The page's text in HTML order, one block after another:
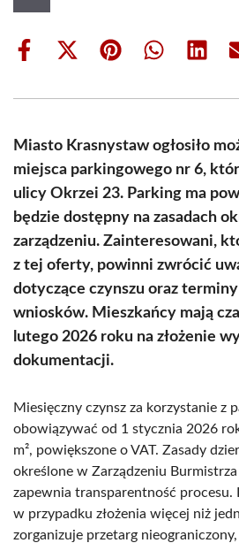
Share
Share
(Twitter)
Share Share Share
Miasto Krasnystaw ogłosiło
miejsca parkingowego nr 6,
ulicy Okrzei 23. Parking ma
będzie dostępny na zasadach
zarządzeniu. Zainteresowani,
z tej oferty, powinni zwrócić
dotyczące czynszu oraz terminy
wniosków. Mieszkańcy mają
lutego 2026 roku na złożenie
dokumentacji.
Miesięczny czynsz za korzystanie z
obowiązywać od 1 stycznia 2026
m², powiększone o VAT. Zasady
określone w Zarządzeniu
zapewnia transparentność procesu.
w przypadku złożenia więcej niż
zorganizuje przetarg